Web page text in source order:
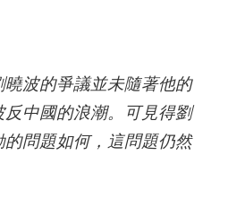
波的爭議並未隨著他的
中國的浪潮。可見得劉
問題如何，這問題仍然